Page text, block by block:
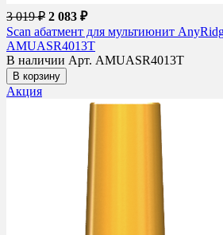
3 019 ₽ 2 083 ₽
Scan абатмент для мультиюнит
AMUASR4013T
В наличии Арт. AMUASR4013T
В корзину
Акция